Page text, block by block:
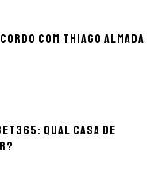
com Thiago Almada
qual casa de